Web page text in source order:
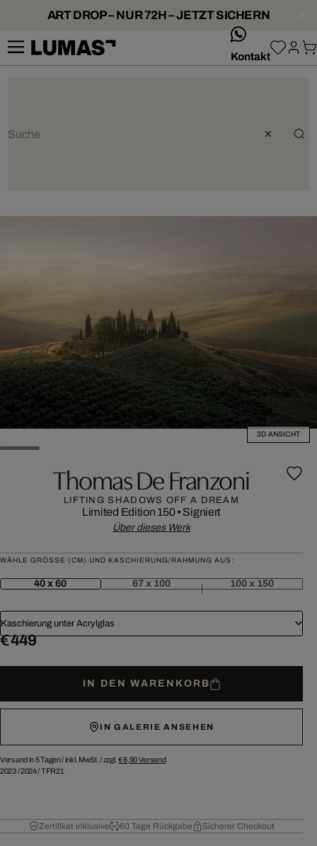
ART DROP – NUR 72H – JETZT SICHERN
Kontakt
3D ANSICHT
Thomas De Franzoni
LIFTING SHADOWS OFF A DREAM
Limited Edition 150• Signiert
Über dieses Werk
WÄHLE GRÖSSE (CM) UND KASCHIERUNG/RAHMUNG AUS:
40 x 60 67 x 100 100 x 150
Kaschierung unter Acrylglas
€ 449
IN DEN WARENKORB
IN GALERIE ANSEHEN
Versand in 5 Tagen /inkl. MwSt. / zzgl. € 6,90Versand
2023/2024/TFR21
Zertifikat inklusive 60 Tage Rückgabe Sicherer Checkout